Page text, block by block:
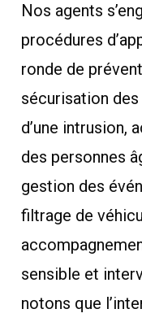
Nos agents
procédures
ronde de
sécurisation
d’une intrusion,
des personnes
gestion des
filtrage de
sensible et
notons que